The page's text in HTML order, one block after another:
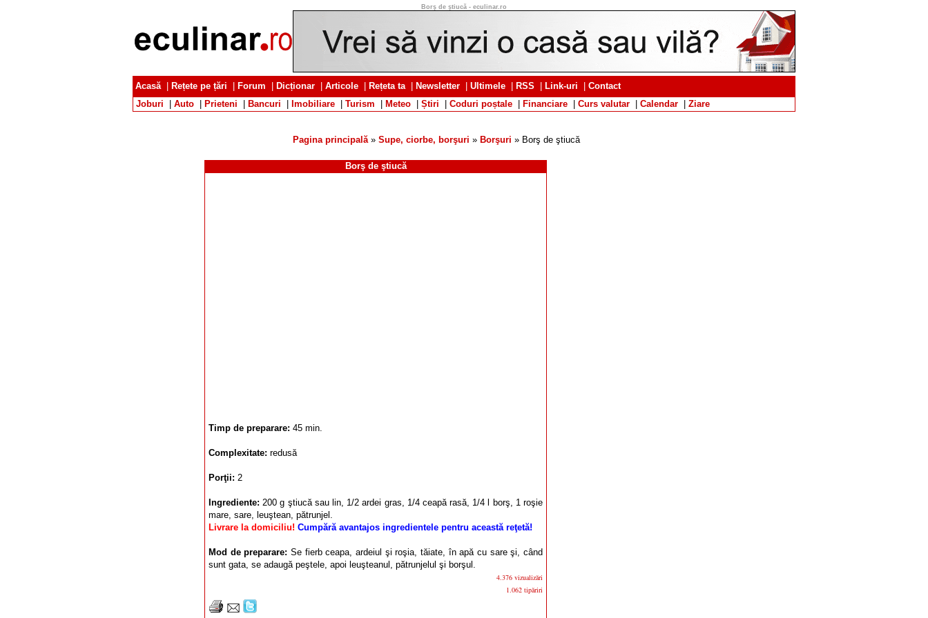
Borş de ştiucă - eculinar.ro
Acasă| Rețete pe țări Forum Dicționar Articole Rețeta ta| Newsletter Ultimele RSS Link-uri
Contact
Joburi
Auto Prieteni Bancuri Imobiliare Turism Meteo Știri Coduri poștale Financiare Curs valutar Calendar Ziare
Pagina principală» Supe, ciorbe, borşuri » Borşuri » Borş de ştiucă
Borş de ştiucă
Timp de preparare: 45 min.
Complexitate: redusă
Porţii: 2
Ingrediente:200 g ştiucă sau lin, 1/2 ardei gras, 1/4 ceapă rasă, 1/4 l borş, 1 roşie
mare, sare, leuştean, pătrunjel.
Livrare la domiciliu! Cumpără avantajos ingredientele pentru această reţetă!
Mod de preparare: Se fierb ceapa, ardeiul şi roşia, tăiate, în apă cu sare şi, când
sunt gata, se adaugă peştele, apoi leuşteanul, pătrunjelul şi borşul.
4.376 vizualizări
1.062 tipăriri